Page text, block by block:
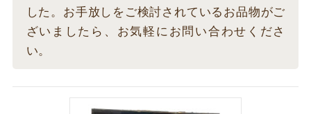
した。お手放しをご検討されているお品物がご
ざいましたら、お気軽にお問い合わせくださ
い。